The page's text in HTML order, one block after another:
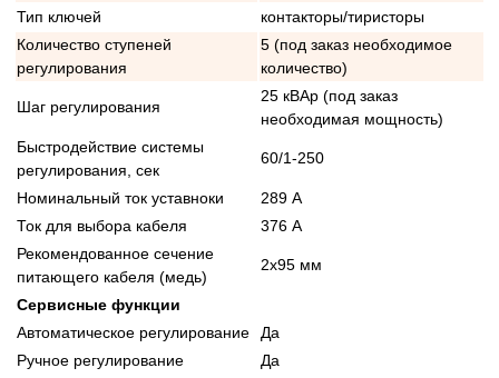
Тип ключей
контакторы/тиристоры
Количество ступеней
регулирования
5 (под заказ необходимое
количество)
Шаг регулирования
25 кВАр (под заказ
необходимая мощность)
Быстродействие системы
регулирования, сек
60/1-250
Номинальный ток уставноки
289 А
Ток для выбора кабеля
376 А
Рекомендованное сечение
питающего кабеля (медь)
2x95 мм
Сервисные функции
Автоматическое регулирование
Да
Ручное регулирование
Да